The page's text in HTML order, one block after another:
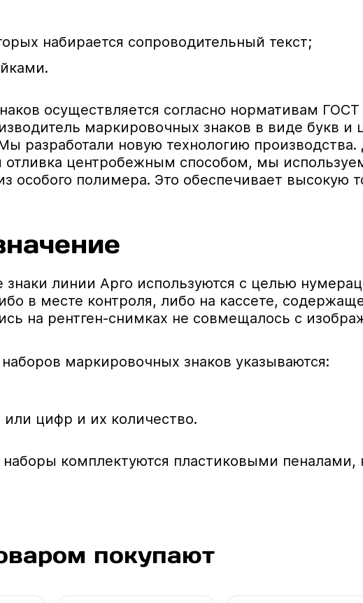
набирается сопроводительный текст;
осуществляется согласно нормативам
маркировочных знаков в виде букв и
разработали новую технологию
отливка центробежным способом, мы
особого полимера. Это обеспечивает
линии Арго используются с целью
в месте контроля, либо на кассете,
на рентген-снимках не совмещалось с
маркировочных знаков указываются:
цифр и их количество.
наборы комплектуются пластиковыми пеналами,
покупают